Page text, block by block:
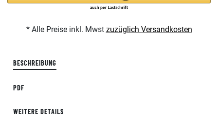
* Alle Preise inkl. Mwst zuzüglich Versandkosten
BESCHREIBUNG
PDF
WEITERE DETAILS